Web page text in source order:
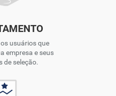
usuários que
empresa e seus
de seleção.